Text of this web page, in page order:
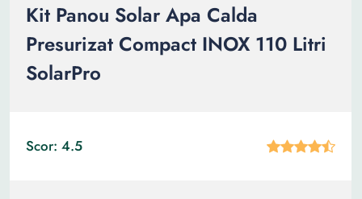
Kit Panou Solar Apa Calda
Presurizat Compact INOX 110 Litri
SolarPro
Scor: 4.5